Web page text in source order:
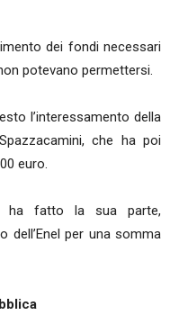
dei fondi necessari
potevano permettersi.
l’interessamento della
che ha poi
euro.
ha fatto la sua parte,
dell’Enel per una somma